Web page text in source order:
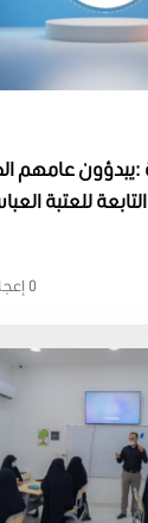
وتلميذة :يبدؤون
للعتبة
0 إعجاب